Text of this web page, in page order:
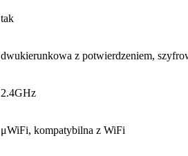
tak
dwukierunkowa z potwierdzeniem,
2.4GHz
μWiFi, kompatybilna z WiFi